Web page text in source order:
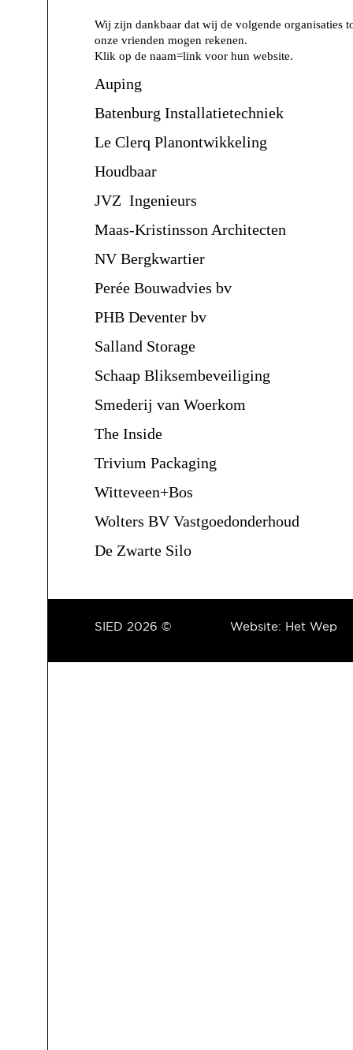
Wij zijn dankbaar dat wij de volgende organisaties
onze vrienden mogen rekenen.
Klik op de naam=link voor hun website.
Auping
Batenburg Installatietechniek
Le Clerq Planontwikkeling
Houdbaar
JVZ Ingenieurs
Maas-Kristinsson Architecten
NV Bergkwartier
Perée Bouwadvies bv
PHB Deventer bv
Salland Storage
Schaap Bliksembeveiliging
Smederij van Woerkom
The Inside
Trivium Packaging
Witteveen+Bos
Wolters BV Vastgoedonderhoud
De Zwarte Silo
Website: Het Wep
SIED 2026 ©